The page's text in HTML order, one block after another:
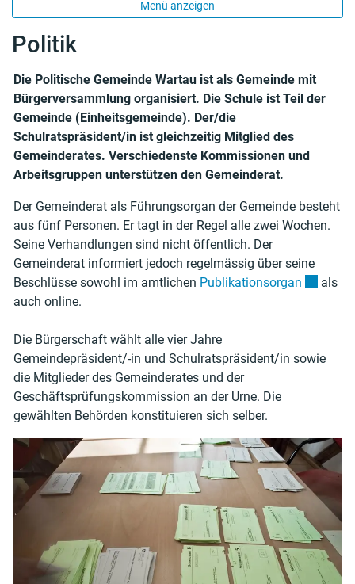
Menü anzeigen
Politik
Die Politische Gemeinde Wartau ist als Gemeinde mit
Bürgerversammlung organisiert. Die Schule ist Teil der
Gemeinde (Einheitsgemeinde). Der/die
Schulratspräsident/in ist gleichzeitig Mitglied des
Gemeinderates. Verschiedenste Kommissionen und
Arbeitsgruppen unterstützen den Gemeinderat.
Der Gemeinderat als Führungsorgan der Gemeinde besteht
aus fünf Personen. Er tagt in der Regel alle zwei Wochen.
Seine Verhandlungen sind nicht öffentlich. Der
Gemeinderat informiert jedoch regelmässig über seine
Beschlüsse sowohl im amtlichen Publikationsorgan
als
auch online.
Die Bürgerschaft wählt alle vier Jahre
Gemeindepräsident/-in und Schulratspräsident/in sowie
die Mitglieder des Gemeinderates und der
Geschäftsprüfungskommission an der Urne. Die
gewählten Behörden konstituieren sich selber.